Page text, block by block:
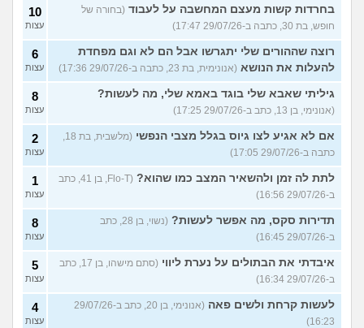
בחרדות קשות מעצם המחשבה על לעבוד (בחורה של
חופש, בת 30, כתבה ב-29/07/26 17:47)
10
עצות
רוצה שההורים שלי יתגרשו אבל הם לא וגם מפחדת
להעלות את הנושא (אנונימית, בת 23, כתבה ב-29/07/26 17:36)
6
עצות
גיליתי שאבא שלי בוגד באמא שלי, מה לעשות?
(אנונימי, בן 13, כתב ב-29/07/26 17:25)
8
עצות
אם לא אגיע לצו גיוס בגלל מצבי הנפשי
כתבה ב-29/07/26 17:05)
2
עצות
לתת לה זמן ולהשאיר המצב כמו שהוא?
(Flo-T, בן 41, כתב
ב-29/07/26 16:56)
1
עצות
תדירות סקס, מה אפשר לעשות?
(נשוי, בן 28, כתב
ב-29/07/26 16:45)
8
עצות
איבדתי את הבתולים על נערת ליווי
(סתם מישהו, בן 17, כתב
ב-29/07/26 16:34)
5
עצות
לעשות קרחת ולשים פאה
(אנונימי, בן 20, כתב ב-29/07/26
16:23)
4
עצות